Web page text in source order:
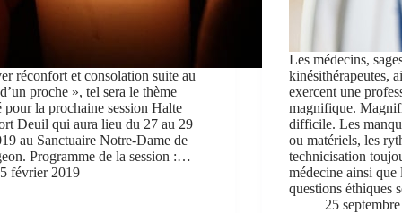
réconfort et consolation suite au
proche », tel sera le thème
pour la prochaine session Halte
Deuil qui aura lieu du 27 au 29
au Sanctuaire Notre-Dame de
Programme de la session :…
février 2019
Les médecins,
kinésithérapeutes,
exercent une
magnifique.
difficile. Les
ou matériels, les
technicisation
médecine ainsi
questions éthiques
25